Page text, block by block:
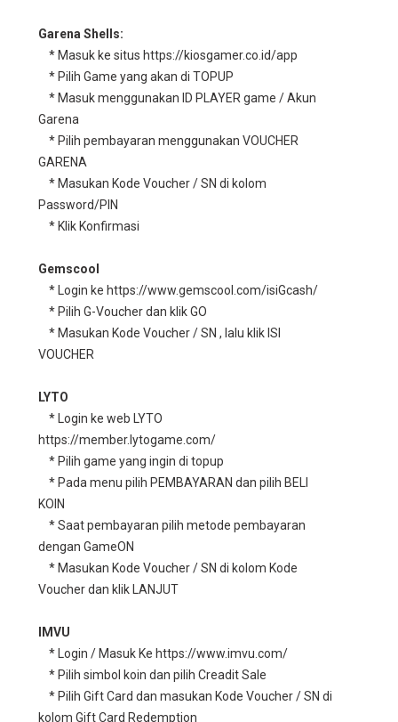
Garena Shells:
* Masuk ke situs https://kiosgamer.co.id/app
* Pilih Game yang akan di TOPUP
* Masuk menggunakan ID PLAYER game / Akun
Garena
* Pilih pembayaran menggunakan VOUCHER
GARENA
* Masukan Kode Voucher / SN di kolom
Password/PIN
* Klik Konfirmasi
Gemscool
* Login ke https://www.gemscool.com/isiGcash/
* Pilih G-Voucher dan klik GO
* Masukan Kode Voucher / SN , lalu klik ISI
VOUCHER
LYTO
* Login ke web LYTO
https://member.lytogame.com/
* Pilih game yang ingin di topup
* Pada menu pilih PEMBAYARAN dan pilih BELI
KOIN
* Saat pembayaran pilih metode pembayaran
dengan GameON
* Masukan Kode Voucher / SN di kolom Kode
Voucher dan klik LANJUT
IMVU
* Login / Masuk Ke https://www.imvu.com/
* Pilih simbol koin dan pilih Creadit Sale
* Pilih Gift Card dan masukan Kode Voucher / SN di
kolom Gift Card Redemption